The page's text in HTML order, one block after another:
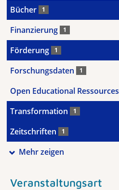
Bücher 1
Finanzierung 1
Förderung 1
Forschungsdaten 1
Open Educational Ressources
Transformation 1
Zeitschriften 1
Mehr zeigen
Veranstaltungsart